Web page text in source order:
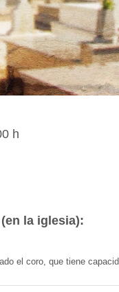
h
(en la iglesia):
el coro, que tiene